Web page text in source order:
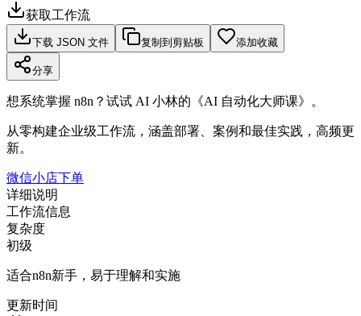
获取工作流
下载 JSON 文件 复制到剪贴板 添加收藏
分享
想系统掌握 n8n？试试 AI 小林的《AI 自动化大师课》。
从零构建企业级工作流，涵盖部署、案例和最佳实践，高频更
新。
微信小店下单
详细说明
工作流信息
复杂度
初级
适合n8n新手，易于理解和实施
更新时间